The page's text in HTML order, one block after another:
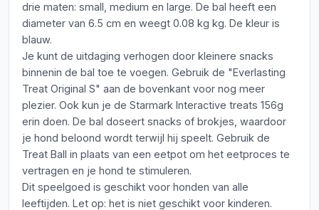
drie maten: small, medium en large. De bal heeft een
diameter van 6.5 cm en weegt 0.08 kg kg. De kleur is
blauw.
Je kunt de uitdaging verhogen door kleinere snacks
binnenin de bal toe te voegen. Gebruik de "Everlasting
Treat Original S" aan de bovenkant voor nog meer
plezier. Ook kun je de Starmark Interactive treats 156g
erin doen. De bal doseert snacks of brokjes, waardoor
je hond beloond wordt terwijl hij speelt. Gebruik de
Treat Ball in plaats van een eetpot om het eetproces te
vertragen en je hond te stimuleren.
Dit speelgoed is geschikt voor honden van alle
leeftijden. Let op: het is niet geschikt voor kinderen.